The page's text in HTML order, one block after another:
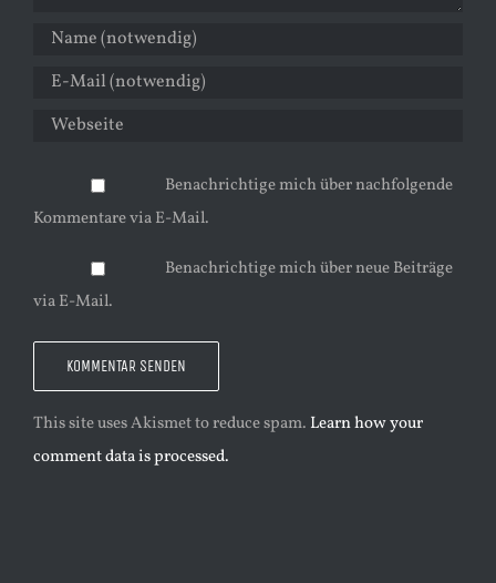
Benachrichtige mich über nachfolgende
Kommentare via E-Mail.
Benachrichtige mich über neue Beiträge
via E-Mail.
This site uses Akismet to reduce spam. Learn how your
comment data is processed.